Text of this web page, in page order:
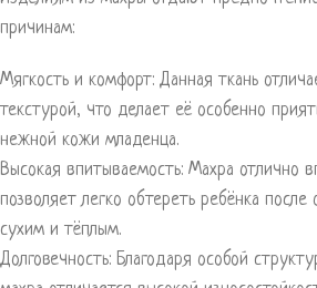
причинам:
Мягкость и комфорт: Данная ткань
текстурой, что делает её особенно
нежной кожи младенца.
Высокая впитываемость: Махра отлично
позволяет легко обтереть ребёнка после
сухим и тёплым.
Долговечность: Благодаря особой